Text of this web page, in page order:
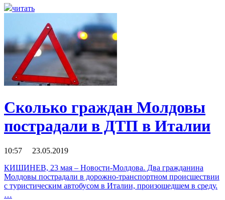
читать
Сколько граждан Молдовы
пострадали в ДТП в Италии
10:57 23.05.2019
КИШИНЕВ, 23 мая – Новости-Молдова. Два гражданина
Молдовы пострадали в дорожно-транспортном происшествии
с туристическим автобусом в Италии, произошедшем в среду.
…